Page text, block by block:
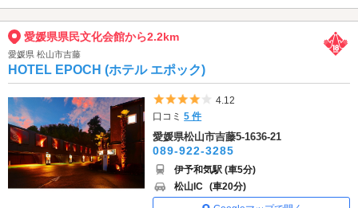
愛媛県県民文化会館から2.2km
愛媛県 松山市吉藤
HOTEL EPOCH (ホテル エポック)
5つ星のうち4
4.12
口コミ5 件
愛媛県松山市吉藤5-1636-21
089-922-3285
伊予和気駅 (車5分)
松山IC (車20分)